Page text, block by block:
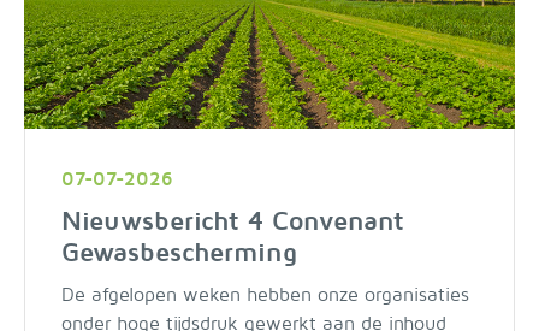
07-07-2026
Nieuwsbericht 4 Convenant
Gewasbescherming
De afgelopen weken hebben onze organisaties
onder hoge tijdsdruk gewerkt aan de inhoud